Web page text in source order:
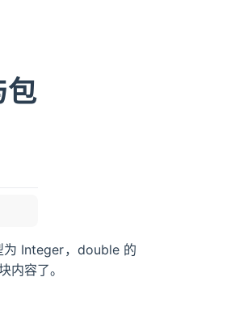
包
为 Integer，double 的
内容了。